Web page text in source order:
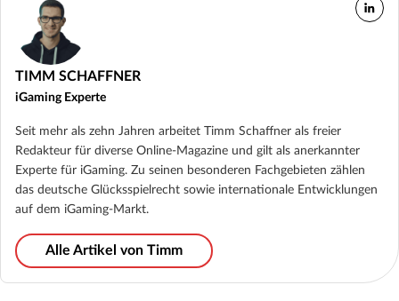
TIMM SCHAFFNER
iGaming Experte
Seit mehr als zehn Jahren arbeitet Timm Schaffner als freier
Redakteur für diverse Online-Magazine und gilt als anerkannter
Experte für iGaming. Zu seinen besonderen Fachgebieten zählen
das deutsche Glücksspielrecht sowie internationale Entwicklungen
auf dem iGaming-Markt.
Alle Artikel von Timm